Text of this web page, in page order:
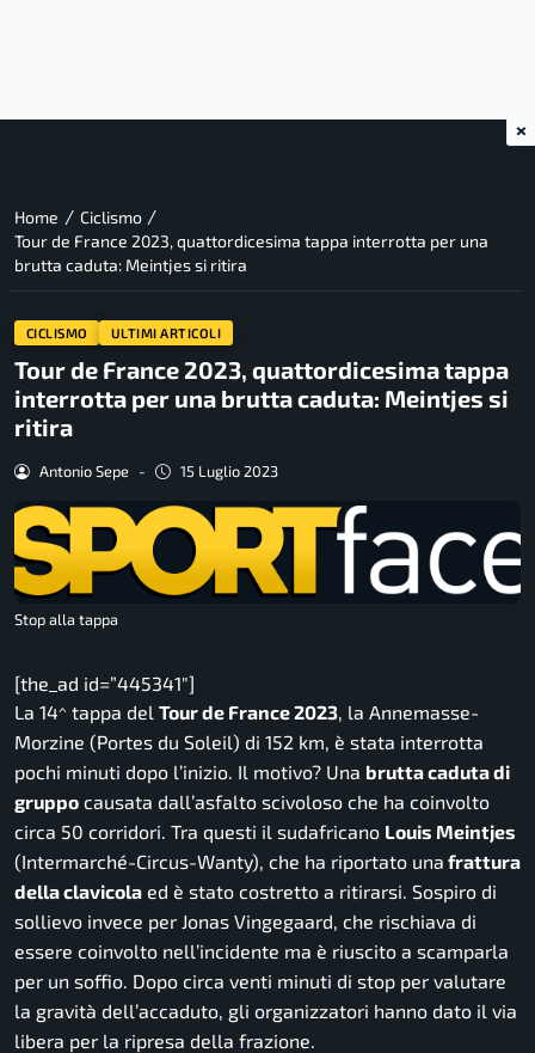
Home / Ciclismo /
Tour de France 2023, quattordicesima tappa interrotta per una
brutta caduta: Meintjes si ritira
CICLISMO ULTIMI ARTICOLI
Tour de France 2023, quattordicesima tappa
interrotta per una brutta caduta: Meintjes si
ritira
Antonio Sepe - 15 Luglio 2023
Stop alla tappa
[the_ad id=”445341″]
La 14^ tappa del Tour de France 2023 , la Annemasse-
Morzine (Portes du Soleil) di 152 km, è stata interrotta
pochi minuti dopo l’inizio. Il motivo? Una brutta caduta di
gruppo causata dall’asfalto scivoloso che ha coinvolto
circa 50 corridori. Tra questi il sudafricano Louis Meintjes
(Intermarché-Circus-Wanty), che ha riportato una frattura
della clavicola ed è stato costretto a ritirarsi. Sospiro di
sollievo invece per Jonas Vingegaard, che rischiava di
essere coinvolto nell’incidente ma è riuscito a scamparla
per un soffio. Dopo circa venti minuti di stop per valutare
la gravità dell’accaduto, gli organizzatori hanno dato il via
libera per la ripresa della frazione.
×